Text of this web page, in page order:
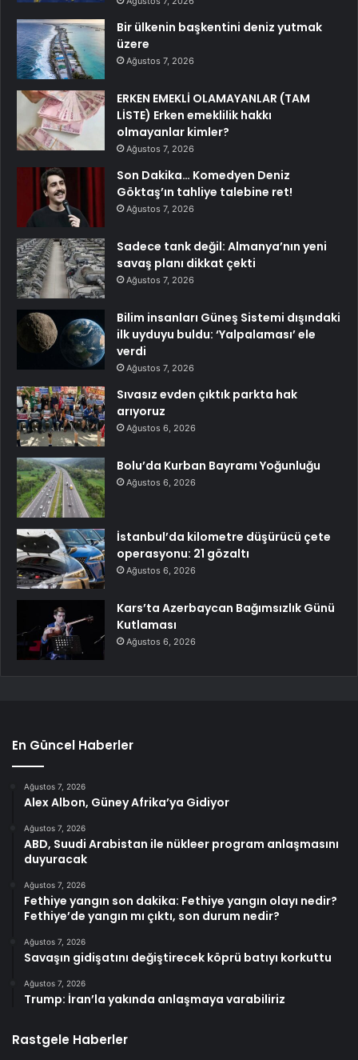
Bir ülkenin başkentini deniz yutmak
üzere
Ağustos 7, 2026
ERKEN EMEKLİ OLAMAYANLAR (TAM
LİSTE) Erken emeklilik hakkı
olmayanlar kimler?
Ağustos 7, 2026
Son Dakika… Komedyen Deniz
Göktaş’ın tahliye talebine ret!
Ağustos 7, 2026
Sadece tank değil: Almanya’nın yeni
savaş planı dikkat çekti
Ağustos 7, 2026
Bilim insanları Güneş Sistemi dışındaki
ilk uyduyu buldu: ‘Yalpalaması’ ele
verdi
Ağustos 7, 2026
Sıvasız evden çıktık parkta hak
arıyoruz
Ağustos 6, 2026
Bolu’da Kurban Bayramı Yoğunluğu
Ağustos 6, 2026
İstanbul’da kilometre düşürücü çete
operasyonu: 21 gözaltı
Ağustos 6, 2026
Kars’ta Azerbaycan Bağımsızlık Günü
Kutlaması
Ağustos 6, 2026
En Güncel Haberler
Ağustos 7, 2026
Alex Albon, Güney Afrika’ya Gidiyor
Ağustos 7, 2026
ABD, Suudi Arabistan ile nükleer program anlaşmasını
duyuracak
Ağustos 7, 2026
Fethiye yangın son dakika: Fethiye yangın olayı nedir?
Fethiye’de yangın mı çıktı, son durum nedir?
Ağustos 7, 2026
Savaşın gidişatını değiştirecek köprü batıyı korkuttu
Ağustos 7, 2026
Trump: İran’la yakında anlaşmaya varabiliriz
Rastgele Haberler